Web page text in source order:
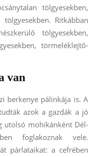
tölgyesekben,
Ritkábban
tölgyesekben,
törmeléklejtő-
van
berkenye pálinkája is. A
azok a gazdák a jó
utolsó mohikánként Dél-
foglakoznak vele.
párlataikat: a cefrében